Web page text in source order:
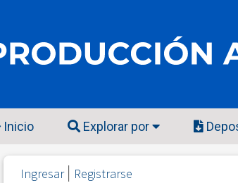
Inicio Explorar por
Ingresar Registrarse